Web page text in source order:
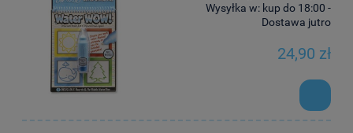
Wysyłka w: kup do 18:00 -
Dostawa jutro
24,90 zł